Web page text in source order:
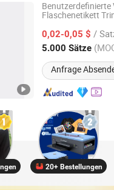
Benutzerdefinierte
Flaschenetikett
0,02-0,05 $ /
5.000 Sätze
Anfrage
Printing Co., Ltd.
China Seit
20+ Bestellungen